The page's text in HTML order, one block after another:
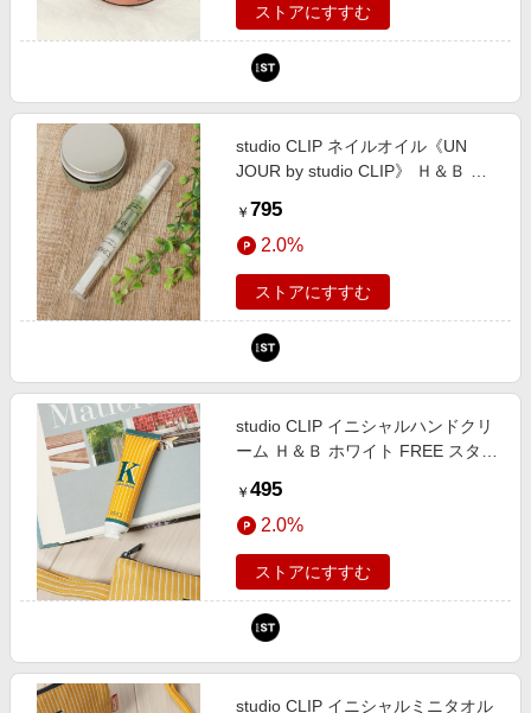
キッズ・ベビー用品
スポーツ・アウトドア・ゴルフ
インテリア・寝具
ペット・花・DIY・車
旅行・レジャー・ホテル予約
生活・お役立ち
金融・マネー・保険
ビジネス・その他サービス
楽天サービス特集
旅行特集
わくわく夏特集
とことん買い物チャレンジ
Apple公式サイト×楽天カード分割払い
Qoo10メガポ
Samsung ボーナスキャンペーン
週末の高還元 夏の長期版
ストアにすすむ
studio CLIP ネイルオイル《UN
JOUR by studio CLIP》 Ｈ＆Ｂ ホ
601909 and ST アンドエスティ
（旧ドットエスティ）
￥ 795
2.0%
ストアにすすむ
studio CLIP イニシャルハンドクリ
ーム Ｈ＆Ｂ ホワイト FREE スタジ
エスティ（旧ドットエスティ）
￥ 495
2.0%
ストアにすすむ
studio CLIP イニシャルミニタオル